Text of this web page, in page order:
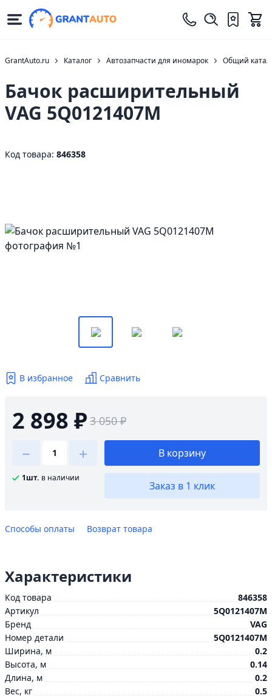
GrantAuto.ru Каталог Автозапчасти для иномарок Общий
Бачок расширительный
VAG 5Q0121407M
Код товара: 846358
В избранное Сравнить
2 898 ₽ 3 050 ₽
1шт. в наличии
В корзину
Заказ в 1 клик
Способы оплаты Возврат товара
Характеристики
Код товара
846358
Артикул
5Q0121407M
Бренд
VAG
Номер детали
5Q0121407M
Ширина, м
0.2
Высота, м
0.14
Длина, м
0.2
Вес, кг
0.5